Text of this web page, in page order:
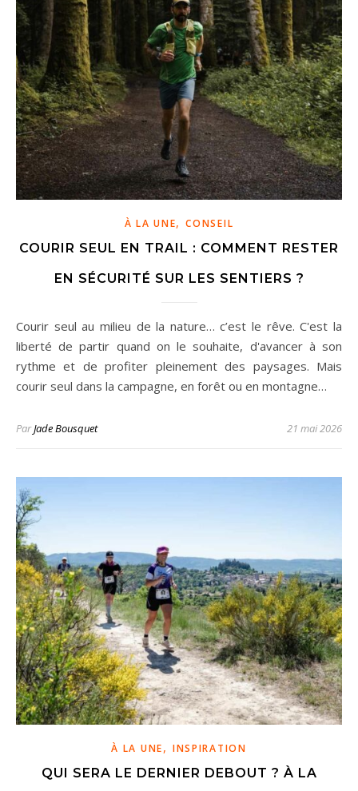
À LA UNE,CONSEIL
COURIR SEUL EN TRAIL : COMMENT RESTER
EN SÉCURITÉ SUR LES SENTIERS ?
Courir seul au milieu de la nature… c’est le rêve. C'est la
liberté de partir quand on le souhaite, d'avancer à son
rythme et de profiter pleinement des paysages. Mais
courir seul dans la campagne, en forêt ou en montagne…
ParJade Bousquet 21 mai 2026
À LA UNE, INSPIRATION
QUI SERA LE DERNIER DEBOUT ? À LA